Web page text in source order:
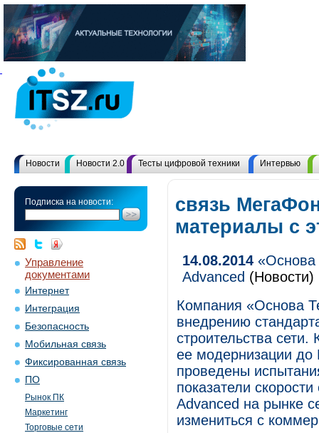
Новости Новости 2.0 Тесты цифровой техники Интервью
Подписка на новости:
Управление
документами
Интернет
Интеграция
Безопасность
Мобильная связь
Фиксированная связь
ПО
Рынок ПК
Маркетинг
Торговые сети
связь
материалы с
14.08.2014 «Основа
Advanced (Новости)
Компания «Основа
внедрению
строительства сети.
ее модернизации до
проведены
показатели
Advanced на рынке
измениться с